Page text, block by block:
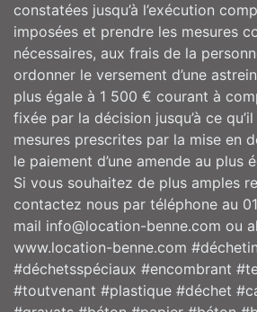
constatées jusqu’à l’exécution
imposées et prendre les mesures
nécessaires, aux frais de la
ordonner le versement d’une
plus égale à 1 500 € courant à
fixée par la décision jusqu’à ce
mesures prescrites par la mise en
le paiement d’une amende au plus
Si vous souhaitez de plus amples
contactez nous par téléphone au
mail info@location-benne.com ou
www.location-benne.com
#déchetsspéciaux #encombrant
#toutvenant #plastique #déchet